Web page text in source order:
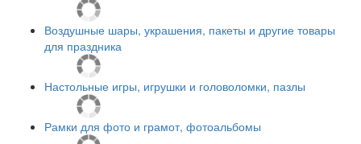
Воздушные шары, украшения, пакеты и другие товары
для праздника
Настольные игры, игрушки и головоломки, пазлы
Рамки для фото и грамот, фотоальбомы